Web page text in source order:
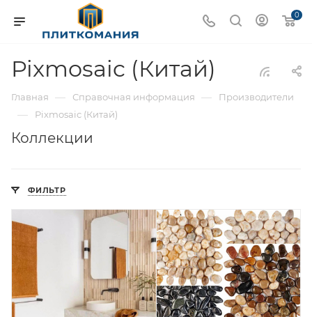
0
Pixmosaic (Китай)
Главная — Справочная информация — Производители
— Pixmosaic (Китай)
Коллекции
ФИЛЬТР